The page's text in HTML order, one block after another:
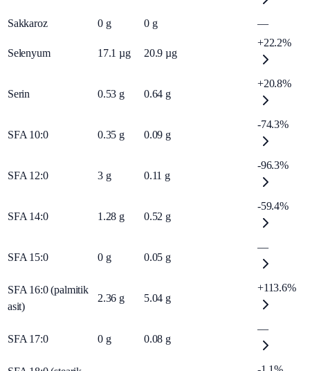
Sakkaroz 0 g 0 g —
Selenyum 17.1 µg 20.9 µg
+22.2%
Serin 0.53 g 0.64 g
+20.8%
SFA 10:0 0.35 g 0.09 g
-74.3%
SFA 12:0 3 g 0.11 g
-96.3%
SFA 14:0 1.28 g 0.52 g
-59.4%
SFA 15:0 0 g 0.05 g
—
SFA 16:0 (palmitik
asit)
2.36 g 5.04 g
+113.6%
SFA 17:0 0 g 0.08 g
—